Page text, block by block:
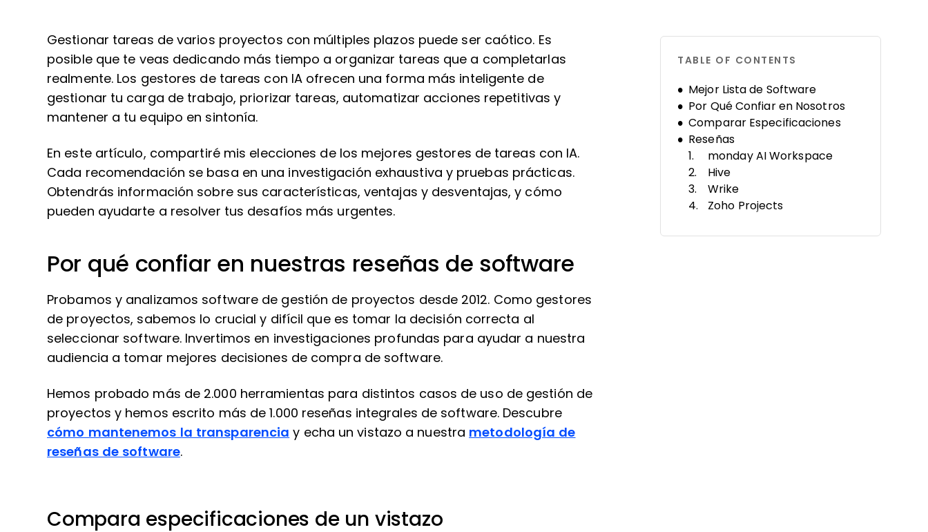
Gestionar tareas de varios proyectos con múltiples plazos puede ser caótico. Es
posible que te veas dedicando más tiempo a organizar tareas que a completarlas
realmente. Los gestores de tareas con IA ofrecen una forma más inteligente de
gestionar tu carga de trabajo, priorizar tareas, automatizar acciones repetitivas y
mantener a tu equipo en sintonía.
En este artículo, compartiré mis elecciones de los mejores gestores de tareas con IA.
Cada recomendación se basa en una investigación exhaustiva y pruebas prácticas.
Obtendrás información sobre sus características, ventajas y desventajas, y cómo
pueden ayudarte a resolver tus desafíos más urgentes.
Por qué confiar en nuestras reseñas de software
Probamos y analizamos software de gestión de proyectos desde 2012. Como gestores
de proyectos, sabemos lo crucial y difícil que es tomar la decisión correcta al
seleccionar software. Invertimos en investigaciones profundas para ayudar a nuestra
audiencia a tomar mejores decisiones de compra de software.
Hemos probado más de 2.000 herramientas para distintos casos de uso de gestión de
proyectos y hemos escrito más de 1.000 reseñas integrales de software. Descubre
cómo mantenemos la transparencia y echa un vistazo a nuestra metodología de
reseñas de software.
Compara especificaciones de un vistazo
TABLE OF CONTENTS
Mejor Lista de Software
Por Qué Confiar en Nosotros
Comparar Especificaciones
Reseñas
monday AI Workspace
Hive
Wrike
Zoho Projects
Motion